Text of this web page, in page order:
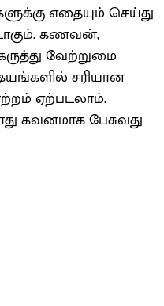
எதையும் செய்து
கணவன்,
வேற்றுமை
சரியான
ஏற்படலாம்.
கவனமாக பேசுவது